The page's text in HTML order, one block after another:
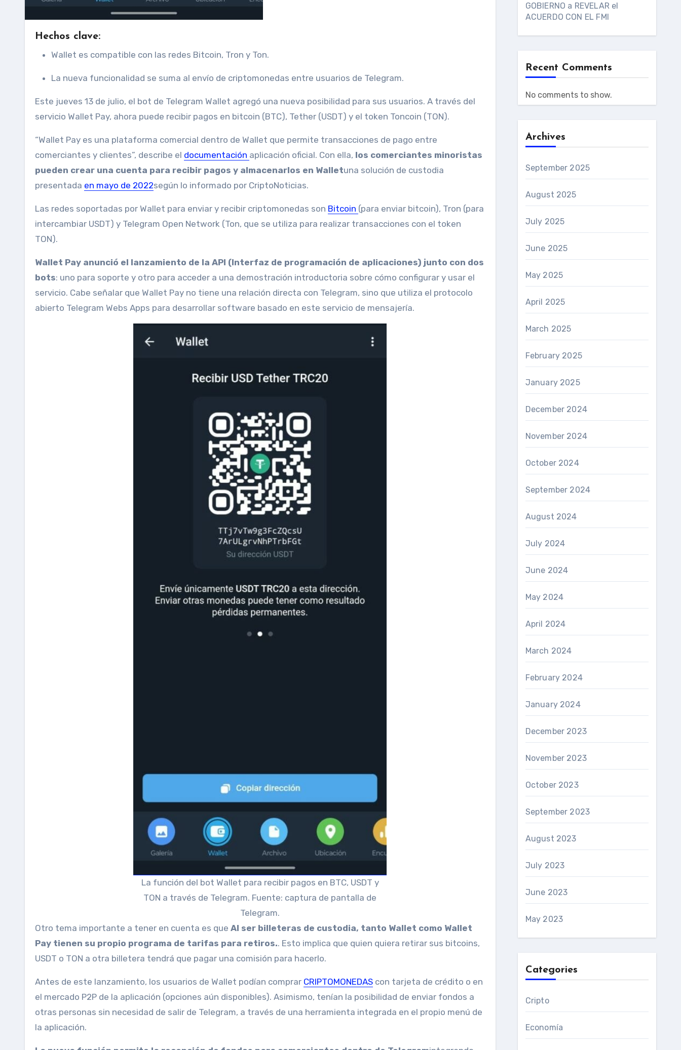
Hechos clave:
Wallet es compatible con las redes Bitcoin, Tron y Ton.
La nueva funcionalidad se suma al envío de criptomonedas entre usuarios de Telegram.
Este jueves 13 de julio, el bot de Telegram Wallet agregó una nueva posibilidad para sus usuarios. A través del
servicio Wallet Pay, ahora puede recibir pagos en bitcoin (BTC), Tether (USDT) y el token Toncoin (TON).
“Wallet Pay es una plataforma comercial dentro de Wallet que permite transacciones de pago entre
comerciantes y clientes”, describe el documentación aplicación oficial. Con ella, los comerciantes minoristas
pueden crear una cuenta para recibir pagos y almacenarlos en Walletuna solución de custodia
presentada en mayo de 2022según lo informado por CriptoNoticias.
Las redes soportadas por Wallet para enviar y recibir criptomonedas son Bitcoin (para enviar bitcoin), Tron (para
intercambiar USDT) y Telegram Open Network (Ton, que se utiliza para realizar transacciones con el token
TON).
Wallet Pay anunció el lanzamiento de la API (Interfaz de programación de aplicaciones) junto con dos
bots: uno para soporte y otro para acceder a una demostración introductoria sobre cómo configurar y usar el
servicio. Cabe señalar que Wallet Pay no tiene una relación directa con Telegram, sino que utiliza el protocolo
abierto Telegram Webs Apps para desarrollar software basado en este servicio de mensajería.
La función del bot Wallet para recibir pagos en BTC, USDT y
TON a través de Telegram. Fuente: captura de pantalla de
Telegram.
Otro tema importante a tener en cuenta es que Al ser billeteras de custodia, tanto Wallet como Wallet
Pay tienen su propio programa de tarifas para retiros.. Esto implica que quien quiera retirar sus bitcoins,
USDT o TON a otra billetera tendrá que pagar una comisión para hacerlo.
Antes de este lanzamiento, los usuarios de Wallet podían comprar CRIPTOMONEDAS con tarjeta de crédito o en
el mercado P2P de la aplicación (opciones aún disponibles). Asimismo, tenían la posibilidad de enviar fondos a
otras personas sin necesidad de salir de Telegram, a través de una herramienta integrada en el propio menú de
la aplicación.
GOBIERNO a REVELAR el
ACUERDO CON EL FMI
Recent Comments
No comments to show.
Archives
September 2025
August 2025
July 2025
June 2025
May 2025
April 2025
March 2025
February 2025
January 2025
December 2024
November 2024
October 2024
September 2024
August 2024
July 2024
June 2024
May 2024
April 2024
March 2024
February 2024
January 2024
December 2023
November 2023
October 2023
September 2023
August 2023
July 2023
June 2023
May 2023
Categories
Cripto
Economía